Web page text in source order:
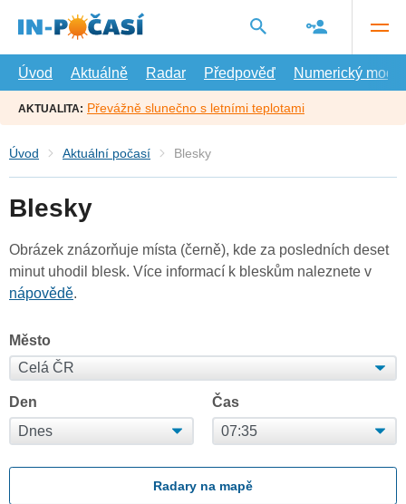
hlavní
Úvod
Aktuálně Radar Předpověď Numerický model
AKTUALITA: Převážně slunečno s letními teplotami
Úvod Aktuální počasí Blesky
Blesky
Obrázek znázorňuje místa (černě), kde za posledních deset
minut uhodil blesk. Více informací k bleskům naleznete v
nápovědě.
Město
Den Čas
Radary na mapě